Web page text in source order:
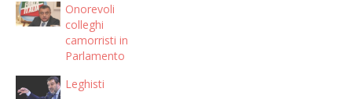
Onorevoli
colleghi
camorristi in
Parlamento
Leghisti